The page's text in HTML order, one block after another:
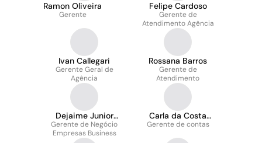
Ramon Oliveira
Gerente
Felipe Cardoso
Gerente de
Atendimento Agência
Ivan Callegari
Gerente Geral de
Agência
Rossana Barros
Gerente de
Atendimento
Dejaime Junior
Lemos
Gerente de Negócio
Empresas Business
Carla da Costa
Menezes
Gerente de contas